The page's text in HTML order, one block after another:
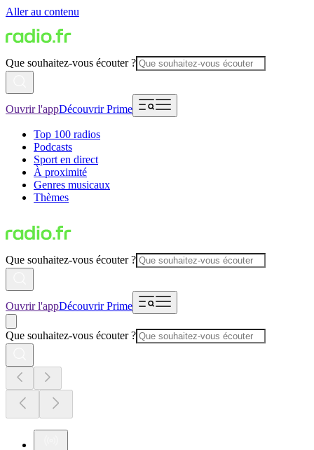
Aller au contenu
Que souhaitez-vous écouter ?
Ouvrir l'appDécouvrir Prime
Top 100 radios
Podcasts
Sport en direct
À proximité
Genres musicaux
Thèmes
Que souhaitez-vous écouter ?
Ouvrir l'appDécouvrir Prime
Que souhaitez-vous écouter ?